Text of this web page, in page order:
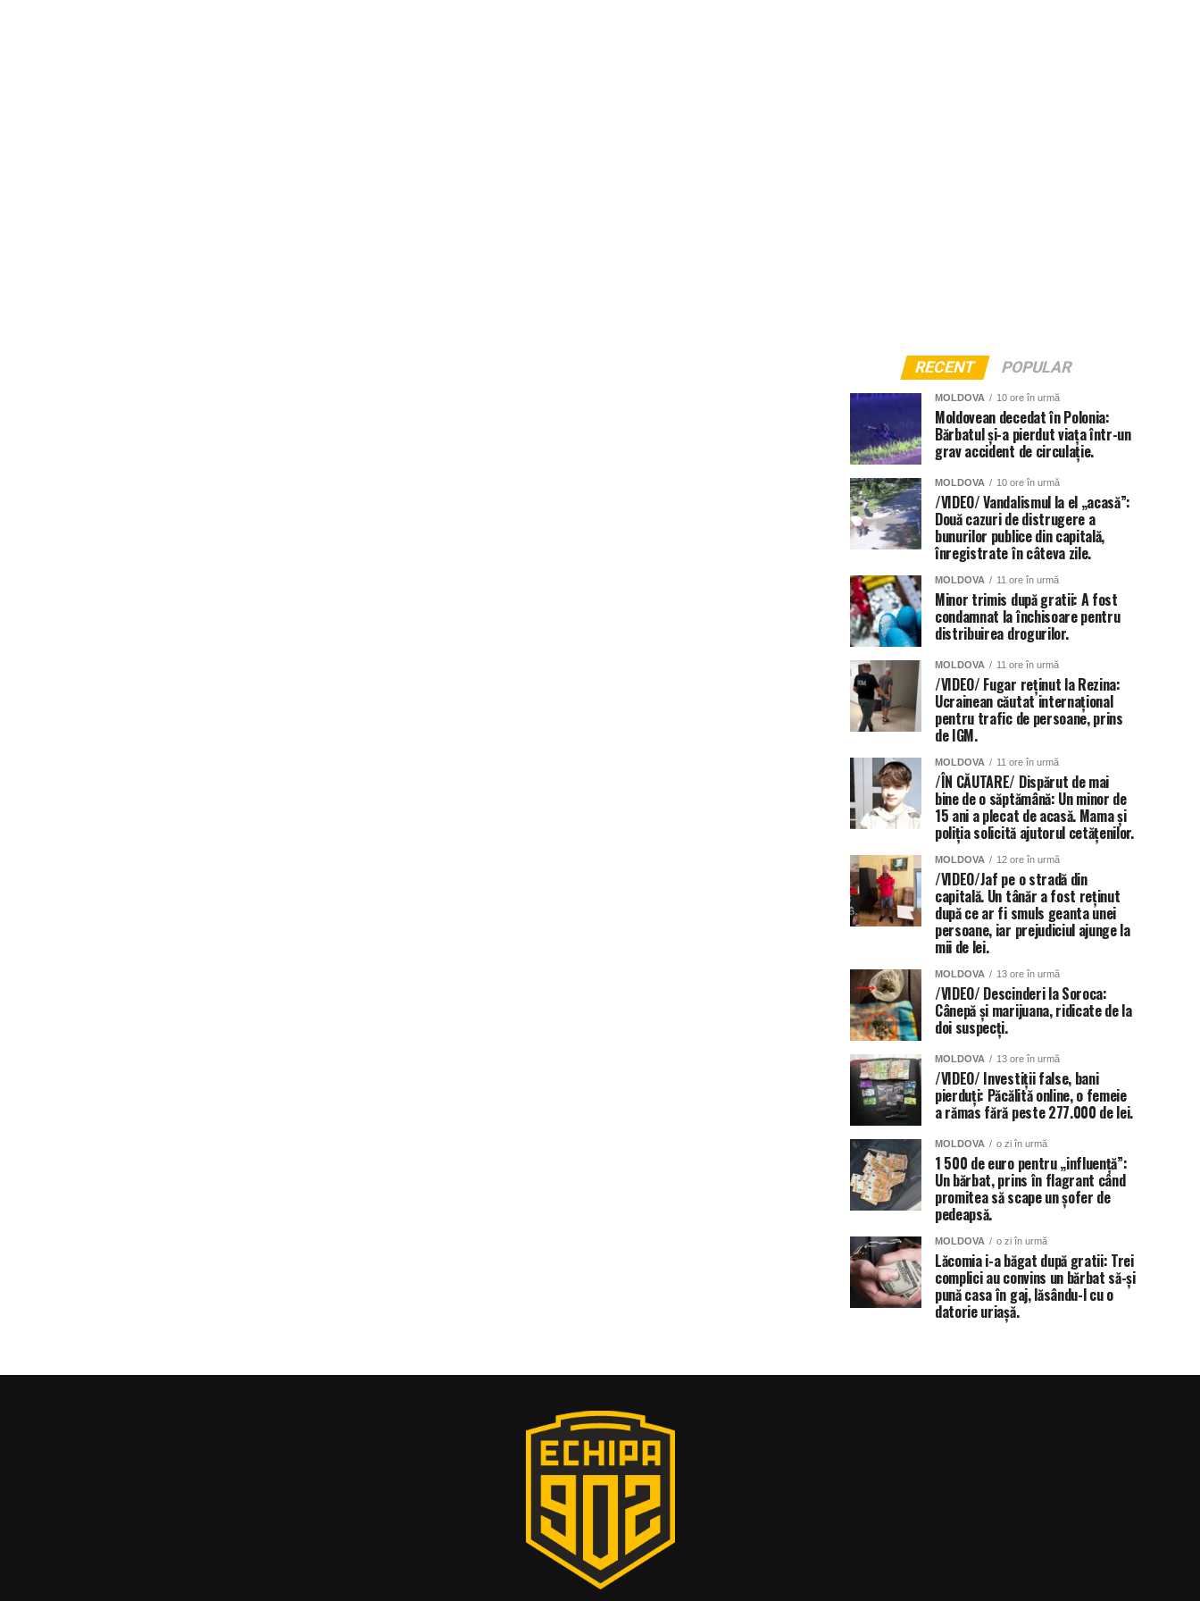
RECENT POPULAR
MOLDOVA 10 ore în urmă
Moldovean decedat în Polonia:
Bărbatul și-a pierdut viața într-un
grav accident de circulație.
MOLDOVA 10 ore în urmă
/VIDEO/ Vandalismul la el „acasă”:
Două cazuri de distrugere a
bunurilor publice din capitală,
înregistrate în câteva zile.
MOLDOVA 11 ore în urmă
Minor trimis după gratii: A fost
condamnat la închisoare pentru
distribuirea drogurilor.
MOLDOVA 11 ore în urmă
/VIDEO/ Fugar reținut la Rezina:
Ucrainean căutat internațional
pentru trafic de persoane, prins
de IGM.
MOLDOVA 11 ore în urmă
/ÎN CĂUTARE/ Dispărut de mai
bine de o săptămână: Un minor de
15 ani a plecat de acasă. Mama și
poliția solicită ajutorul cetățenilor.
MOLDOVA 12 ore în urmă
/VIDEO/Jaf pe o stradă din
capitală. Un tânăr a fost reținut
după ce ar fi smuls geanta unei
persoane, iar prejudiciul ajunge la
mii de lei.
MOLDOVA 13 ore în urmă
/VIDEO/ Descinderi la Soroca:
Cânepă și marijuana, ridicate de la
doi suspecți.
MOLDOVA 13 ore în urmă
/VIDEO/ Investiții false, bani
pierduți: Păcălită online, o femeie
a rămas fără peste 277.000 de lei.
MOLDOVA o zi în urmă
1 500 de euro pentru „influență”:
Un bărbat, prins în flagrant când
promitea să scape un șofer de
pedeapsă.
MOLDOVA o zi în urmă
Lăcomia i-a băgat după gratii: Trei
complici au convins un bărbat să-și
pună casa în gaj, lăsându-l cu o
datorie uriașă.